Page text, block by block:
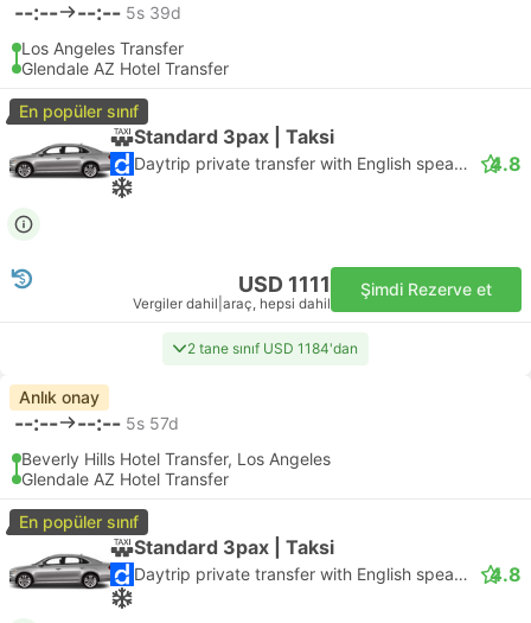
--:-- --:-- 5s 39d
Los Angeles Transfer
Glendale AZ Hotel Transfer
En popüler sınıf
Standard 3pax | Taksi
Daytrip private transfer with English speaking driver 4.8
USD 1111
Vergiler dahil araç, hepsi dahil
Şimdi Rezerve et
2 tane sınıf USD 1184'dan
Anlık onay
--:-- --:-- 5s 57d
Beverly Hills Hotel Transfer, Los Angeles
Glendale AZ Hotel Transfer
En popüler sınıf
Standard 3pax | Taksi
Daytrip private transfer with English speaking driver 4.8